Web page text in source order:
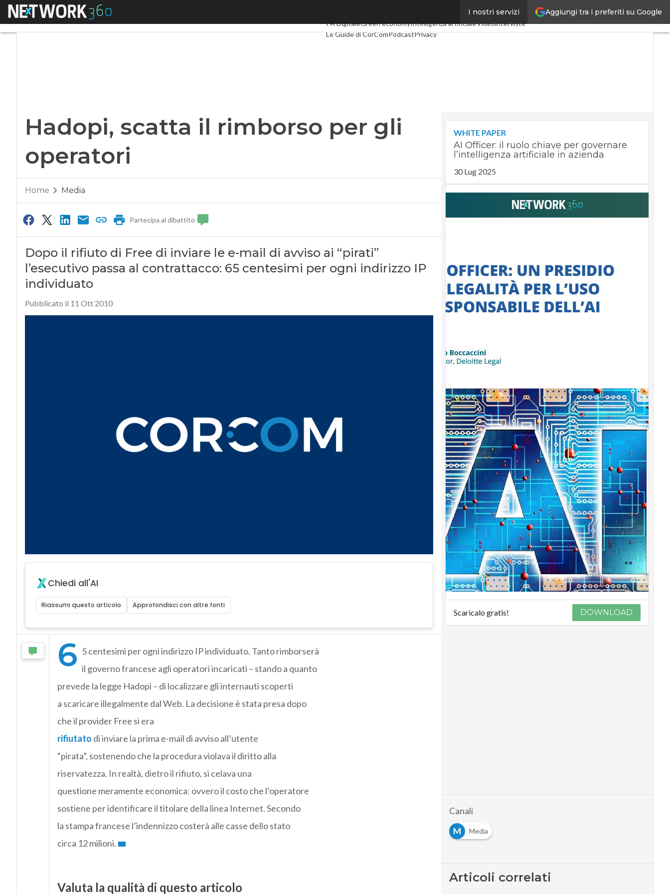
Aggiungi tra i preferiti su Google
I nostri servizi
Menu Industria 4.0 SpacEconomy
PA DigitaleGreen economyIntelligenza artificialeVideointerviste
Le Guide di CorComPodcastPrivacy
Hadopi, scatta il rimborso per gli
operatori
Home Media
Partecipa al dibattito
Dopo il rifiuto di Free di inviare le e-mail di avviso ai “pirati”
l’esecutivo passa al contrattacco: 65 centesimi per ogni indirizzo IP
individuato
Pubblicato il 11 Ott 2010
Chiedi all'AI
Riassumi questo articolo Approfondisci con altre fonti
6 5 centesimi per ogni indirizzo IP individuato. Tanto rimborserà
il governo francese agli operatori incaricati – stando a quanto
prevede la legge Hadopi – di localizzare gli internauti scoperti
a scaricare illegalmente dal Web. La decisione è stata presa dopo
che il provider Free si era
rifiutato di inviare la prima e-mail di avviso all’utente
“pirata”, sostenendo che la procedura violava il diritto alla
riservatezza. In realtà, dietro il rifiuto, si celava una
questione meramente economica: ovvero il costo che l’operatore
sostiene per identificare il titolare della linea Internet. Secondo
la stampa francese l’indennizzo costerà alle casse dello stato
circa 12 milioni.
Valuta la qualità di questo articolo
WHITE PAPER
AI Officer: il ruolo chiave per governare
l’intelligenza artificiale in azienda
30 Lug 2025
Scaricalo gratis! DOWNLOAD
Canali
M
Media
Articoli correlati